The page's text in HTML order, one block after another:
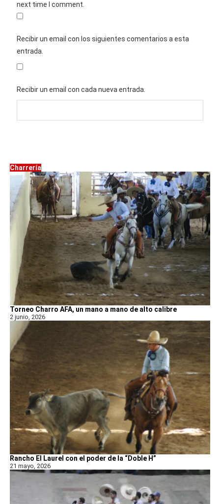
next time I comment.
Recibir un email con los siguientes comentarios a esta
entrada.
Recibir un email con cada nueva entrada.
Charrería
Torneo Charro AFA, un mano a mano de alto calibre
2 junio, 2026
Rancho El Laurel con el poder de la “Doble H”
21 mayo, 2026